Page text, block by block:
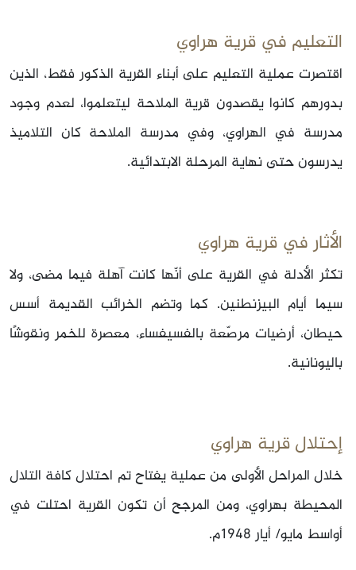
التعليم في قرية هراوي
اقتصرت عملية التعليم على أبناء القرية الذكور فقط، الذين
بدورهم كانوا يقصدون قرية الملاحة ليتعلموا، لعدم وجود
مدرسة في الهراوي، وفي مدرسة الملاحة كان التلاميذ
يدرسون حتى نهاية المرحلة الابتدائية.
الأثار في قرية هراوي
تكثر الأدلة في القرية على أنّها كانت آهلة فيما مضى، ولا
سيما أيام البيزنطنين. كما وتضم الخرائب القديمة أسس
حيطان، أرضيات مرصّعة بالفسيفساء، معصرة للخمر ونقوشًا
باليونانية.
إحتلال قرية هراوي
خلال المراحل الأولى من عملية يفتاح تم احتلال كافة التلال
المحيطة بهراوي، ومن المرجح أن تكون القرية احتلت في
أواسط مايو/ أيار 1948م.